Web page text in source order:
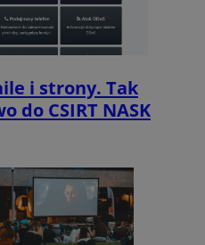
i strony. Tak
do CSIRT NASK